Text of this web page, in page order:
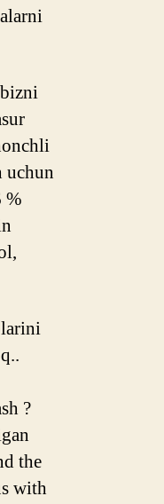
uchun
%
?
the
with